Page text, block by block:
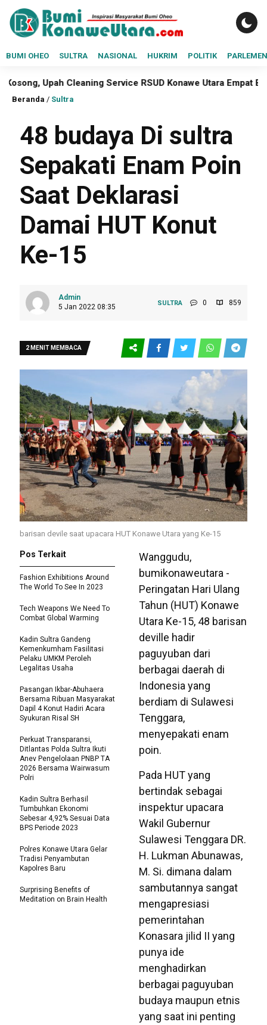
BUMI OHEO SULTRA NASIONAL HUKRIM POLITIK PARLEMEN
Cleaning Service RSUD Konawe Utara Empat Bulan Belum
Beranda / Sultra
48 budaya Di sultra
Sepakati Enam Poin
Saat Deklarasi
Damai HUT Konut
Ke-15
Admin
5 Jan 2022 08:35
SULTRA 0 859
2 MENIT MEMBACA
barisan devile saat upacara HUT Konawe Utara yang Ke-15
Wanggudu,
bumikonaweutara -
Peringatan Hari Ulang
Tahun (HUT) Konawe
Utara Ke-15, 48 barisan
deville hadir
paguyuban dari
berbagai daerah di
Indonesia yang
berdiam di Sulawesi
Tenggara,
menyepakati enam
poin.
Pada HUT yang
bertindak sebagai
inspektur upacara
Wakil Gubernur
Sulawesi Tenggara DR.
H. Lukman Abunawas,
M. Si. dimana dalam
sambutannya sangat
mengapresiasi
pemerintahan
Konasara jilid II yang
punya ide
menghadirkan
berbagai paguyuban
budaya maupun etnis
yang saat ini penting
Pos Terkait
Fashion Exhibitions Around
The World To See In 2023
Tech Weapons We Need To
Combat Global Warming
Kadin Sultra Gandeng
Kemenkumham Fasilitasi
Pelaku UMKM Peroleh
Legalitas Usaha
Pasangan Ikbar-Abuhaera
Bersama Ribuan Masyarakat
Dapil 4 Konut Hadiri Acara
Syukuran Risal SH
Perkuat Transparansi,
Ditlantas Polda Sultra Ikuti
Anev Pengelolaan PNBP TA
2026 Bersama Wairwasum
Polri
Kadin Sultra Berhasil
Tumbuhkan Ekonomi
Sebesar 4,92% Sesuai Data
BPS Periode 2023
Polres Konawe Utara Gelar
Tradisi Penyambutan
Kapolres Baru
Surprising Benefits of
Meditation on Brain Health